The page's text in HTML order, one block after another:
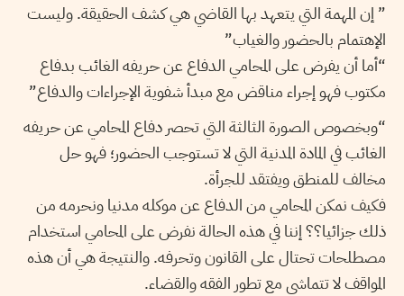
” إن المهمة التي يتعهد بها القاضي هي كشف الحقيقة. وليست
الإهتمام بالحضور والغياب”
“أما أن يفرض على المحامي الدفاع عن حريفه الغائب بدفاع
مكتوب فهو إجراء مناقض مع مبدأ شفوية الإجراءات والدفاع”
“وبخصوص الصورة الثالثة التي تحصر دفاع المحامي عن حريفه
الغائب في المادة المدنية التي لا تستوجب الحضور؛ فهو حل
مخالف للمنطق ويفتقد للجرأة.
فكيف نمكن المحامي من الدفاع عن موكله مدنيا ونحرمه من
ذلك جزائيا؟؟ إننا في هذه الحالة نفرض على المحامي استخدام
مصطلحات تحتال على القانون وتحرفه. والنتيجة هي أن هذه
المواقف لا تتماشى مع تطور الفقه والقضاء.